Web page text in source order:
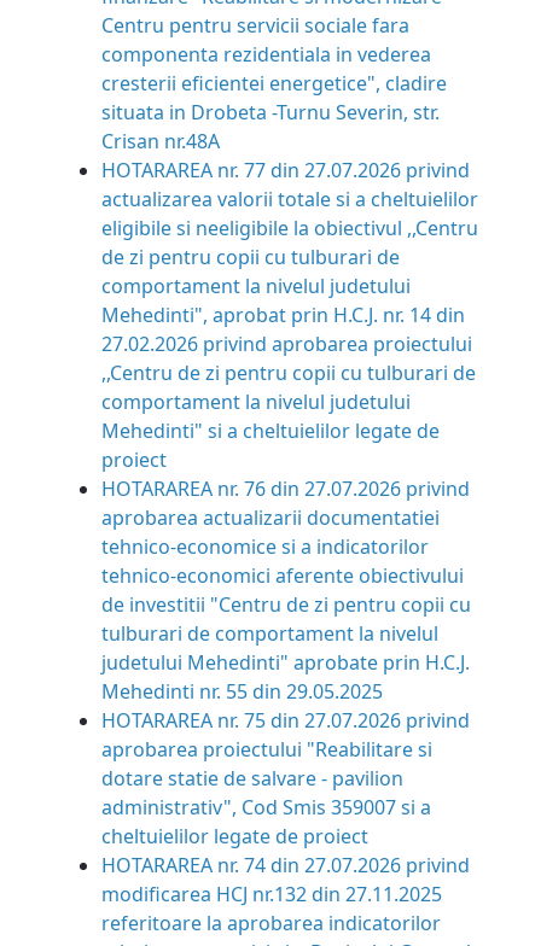
Centru pentru servicii sociale fara
componenta rezidentiala in vederea
cresterii eficientei energetice", cladire
situata in Drobeta -Turnu Severin, str.
Crisan nr.48A
HOTARAREA nr. 77 din 27.07.2026 privind
actualizarea valorii totale si a cheltuielilor
eligibile si neeligibile la obiectivul ,,Centru
de zi pentru copii cu tulburari de
comportament la nivelul judetului
Mehedinti", aprobat prin H.C.J. nr. 14 din
27.02.2026 privind aprobarea proiectului
,,Centru de zi pentru copii cu tulburari de
comportament la nivelul judetului
Mehedinti" si a cheltuielilor legate de
proiect
HOTARAREA nr. 76 din 27.07.2026 privind
aprobarea actualizarii documentatiei
tehnico-economice si a indicatorilor
tehnico-economici aferente obiectivului
de investitii "Centru de zi pentru copii cu
tulburari de comportament la nivelul
judetului Mehedinti" aprobate prin H.C.J.
Mehedinti nr. 55 din 29.05.2025
HOTARAREA nr. 75 din 27.07.2026 privind
aprobarea proiectului "Reabilitare si
dotare statie de salvare - pavilion
administrativ", Cod Smis 359007 si a
cheltuielilor legate de proiect
HOTARAREA nr. 74 din 27.07.2026 privind
modificarea HCJ nr.132 din 27.11.2025
referitoare la aprobarea indicatorilor